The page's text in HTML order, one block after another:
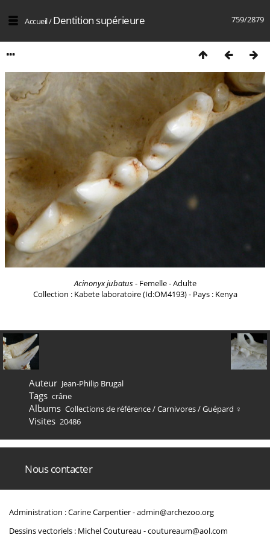
759/2879
Accueil/Dentition supérieure
Acinonyx jubatus- Femelle - Adulte
Collection : Kabete laboratoire (Id:OM4193) - Pays : Kenya
Auteur Jean-Philip Brugal
Tags crâne
Albums Collections de référence/Carnivores/Guépard ♀
Visites 20486
Nous contacter
Administration : Carine Carpentier -admin@archezoo.org
Dessins vectoriels : Michel Coutureau -coutureaum@aol.com